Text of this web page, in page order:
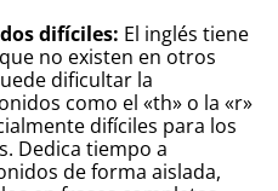
difíciles: El inglés tiene
no existen en otros
dificultar la
como el «th» o la «r»
difíciles para los
Dedica tiempo a
de forma aislada,